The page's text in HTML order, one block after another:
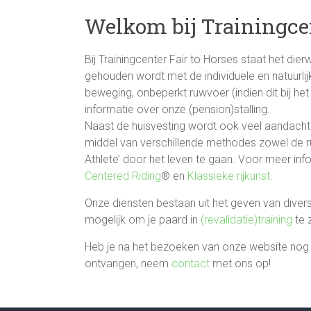
Welkom bij
Bij Trainingcenter Fair to Horses staat het
gehouden wordt met de individuele en
beweging, onbeperkt ruwvoer (indien dit bij
informatie over onze (pension)stalling.
Naast de huisvesting wordt ook veel
middel van verschillende methodes zowel de
Athlete’ door het leven te gaan. Voor meer
Centered Riding® en Klassieke rijkunst.
Onze diensten bestaan uit het geven van
mogelijk om je paard in (revalidatie)training te
Heb je na het bezoeken van onze website
ontvangen, neem contact met ons op!